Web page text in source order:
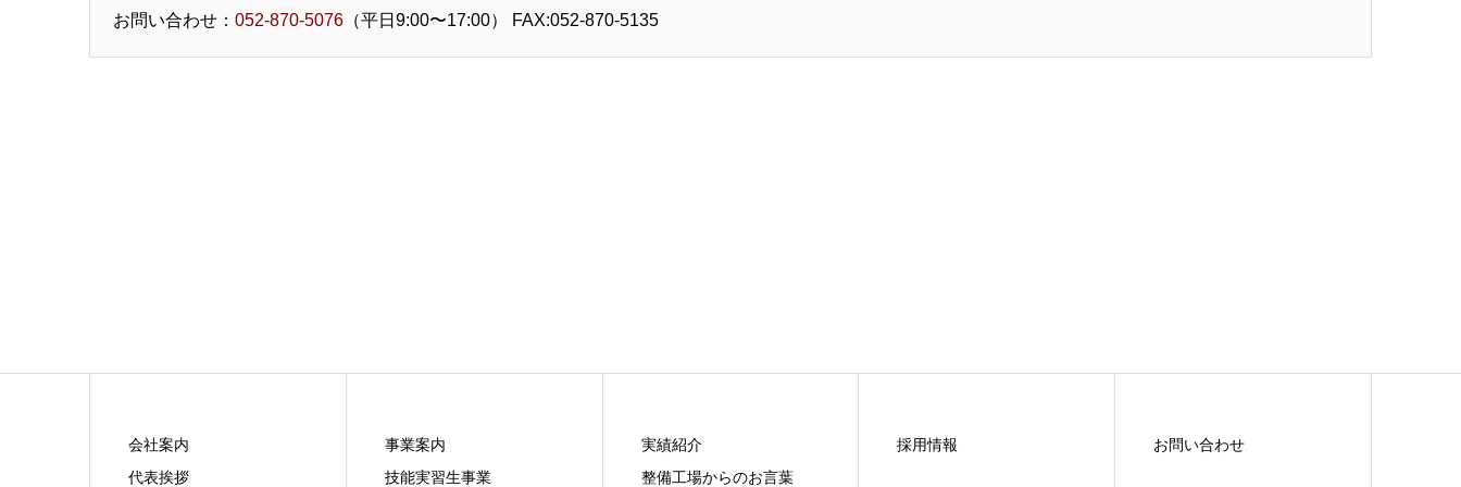
お問い合わせ ： 052-870-5076 （平日9:00〜17:00） FAX:052-870-5135
会社案内
代表挨拶
事業案内
技能実習生事業
実績紹介
整備工場からのお言葉
採用情報 お問い合わせ